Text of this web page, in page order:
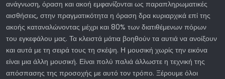
ανάγνωση, όραση και ακοή εμφανίζονται ως παραπληρωματικές
αισθήσεις, στην πραγματικότητα η όραση δρα κυριαρχικά επί της
ακοής καταναλώνοντας μέχρι και 80% των διατιθέμενων πόρων
του εγκεφάλου μας. Τα κλειστά μάτια βοηθούν τα αυτιά να ανοίξουν
και αυτά με τη σειρά τους τη σκέψη. Η μουσική χωρίς την εικόνα
είναι μια άλλη μουσική. Είναι πολύ παλιά άλλωστε η τεχνική της
απόσπασης της προσοχής με αυτό τον τρόπο. Ξέρουμε όλοι